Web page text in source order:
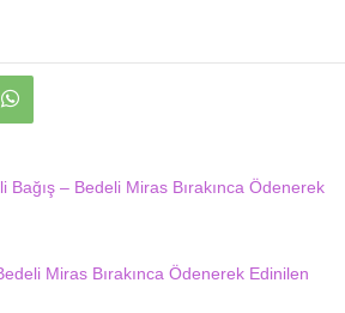
Bağış – Bedeli Miras Bırakınca Ödenerek
Miras Bırakınca Ödenerek Edinilen